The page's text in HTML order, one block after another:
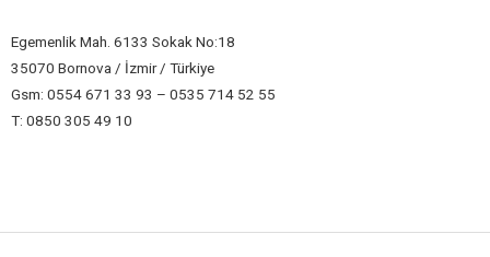
Egemenlik Mah. 6133 Sokak No:18
35070 Bornova / İzmir / Türkiye
Gsm: 0554 671 33 93 – 0535 714 52 55
T: 0850 305 49 10